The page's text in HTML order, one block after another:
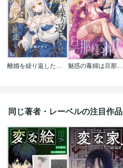
魅惑の毒婦は旦那様をオトしたい
同じ著者・レーベルの注目作品